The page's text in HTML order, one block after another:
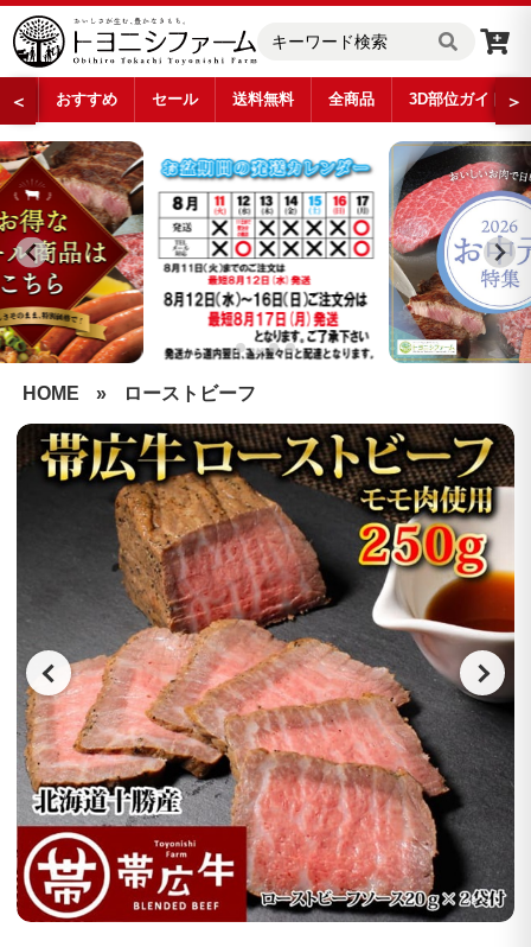
＜ おすすめ セール 送料無料 全商品 3D部位ガイド ＞
HOME » ローストビーフ